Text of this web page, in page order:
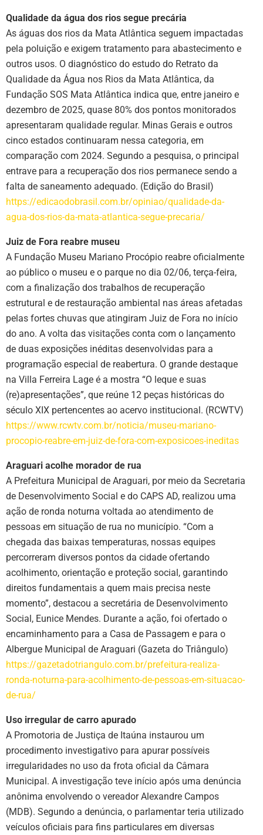
Qualidade da água dos rios segue precária
As águas dos rios da Mata Atlântica seguem impactadas
pela poluição e exigem tratamento para abastecimento e
outros usos. O diagnóstico do estudo do Retrato da
Qualidade da Água nos Rios da Mata Atlântica, da
Fundação SOS Mata Atlântica indica que, entre janeiro e
dezembro de 2025, quase 80% dos pontos monitorados
apresentaram qualidade regular. Minas Gerais e outros
cinco estados continuaram nessa categoria, em
comparação com 2024. Segundo a pesquisa, o principal
entrave para a recuperação dos rios permanece sendo a
falta de saneamento adequado. (Edição do Brasil)
https://edicaodobrasil.com.br/opiniao/qualidade-da-
agua-dos-rios-da-mata-atlantica-segue-precaria/
Juiz de Fora reabre museu
A Fundação Museu Mariano Procópio reabre oficialmente
ao público o museu e o parque no dia 02/06, terça-feira,
com a finalização dos trabalhos de recuperação
estrutural e de restauração ambiental nas áreas afetadas
pelas fortes chuvas que atingiram Juiz de Fora no início
do ano. A volta das visitações conta com o lançamento
de duas exposições inéditas desenvolvidas para a
programação especial de reabertura. O grande destaque
na Villa Ferreira Lage é a mostra “O leque e suas
(re)apresentações”, que reúne 12 peças históricas do
século XIX pertencentes ao acervo institucional. (RCWTV)
https://www.rcwtv.com.br/noticia/museu-mariano-
procopio-reabre-em-juiz-de-fora-com-exposicoes-ineditas
Araguari acolhe morador de rua
A Prefeitura Municipal de Araguari, por meio da Secretaria
de Desenvolvimento Social e do CAPS AD, realizou uma
ação de ronda noturna voltada ao atendimento de
pessoas em situação de rua no município. “Com a
chegada das baixas temperaturas, nossas equipes
percorreram diversos pontos da cidade ofertando
acolhimento, orientação e proteção social, garantindo
direitos fundamentais a quem mais precisa neste
momento”, destacou a secretária de Desenvolvimento
Social, Eunice Mendes. Durante a ação, foi ofertado o
encaminhamento para a Casa de Passagem e para o
Albergue Municipal de Araguari (Gazeta do Triângulo)
https://gazetadotriangulo.com.br/prefeitura-realiza-
ronda-noturna-para-acolhimento-de-pessoas-em-situacao-
de-rua/
Uso irregular de carro apurado
A Promotoria de Justiça de Itaúna instaurou um
procedimento investigativo para apurar possíveis
irregularidades no uso da frota oficial da Câmara
Municipal. A investigação teve início após uma denúncia
anônima envolvendo o vereador Alexandre Campos
(MDB). Segundo a denúncia, o parlamentar teria utilizado
veículos oficiais para fins particulares em diversas